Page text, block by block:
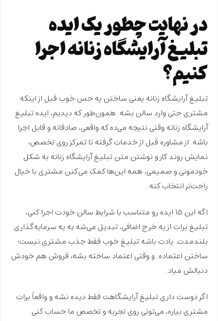
در نهایت چطور یک ایده
تبلیغ آرایشگاه زنانه اجرا
کنیم؟
تبلیغ آرایشگاه زنانه یعنی ساختن یه حس خوب قبل از اینکه
مشتری حتی وارد سالن بشه. همون‌طور که دیدیم، ایده تبلیغ
آرایشگاه زنانهوقتی نتیجه می‌ده که واقعی، صادقانه و قابل اجرا
باشه. از مشاوره قبل از خدمات گرفته تا تمرکز روی تخصص،
نمایش روند کار و نوشتن متن تبلیغ آرایشگاه زنانه به شکل
خودمونی و صمیمی، همه این‌ها کمک می‌کنن مشتری با خیال
راحت‌تر انتخاب کنه.
اگه این ۱۵ ایده
رو متناسب با شرایط سالن خودت اجرا کنی،
تبلیغ برات از یه خرج اضافی، تبدیل می‌شه به یه سرمایه‌گذاری
بلندمدت. یادت باشه تبلیغ خوب فقط جذب مشتری نیست؛
ساختن اعتماده. و وقتی اعتماد ساخته بشه، فروش هم خودش
دنبالش میاد.
اگر دوست داری تبلیغ آرایشگاهت فقط دیده نشه وواقعاً برات
مشتری بیاره، می‌تونی روی تجربه‌ و تخصص ما حساب کنی.